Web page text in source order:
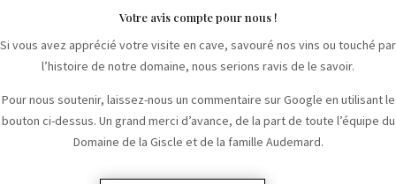
Votre avis compte pour nous !
Si vous avez apprécié votre visite en cave, savouré nos vins ou touché par
l’histoire de notre domaine, nous serions ravis de le savoir.
Pour nous soutenir, laissez-nous un commentaire sur Google en utilisant le
bouton ci-dessus. Un grand merci d’avance, de la part de toute l’équipe du
Domaine de la Giscle et de la famille Audemard.